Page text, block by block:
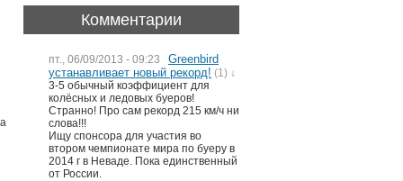
Комментарии
пт., 06/09/2013 - 09:23
Greenbird
устанавливает новый рекорд! (1) ↓
3-5 обычный коэффициент для
колёсных и ледовых буеров!
Странно! Про сам рекорд 215 км/ч ни
слова!!!
Ищу спонсора для участия во
втором чемпионате мира по буеру в
2014 г в Неваде. Пока единственный
от России.